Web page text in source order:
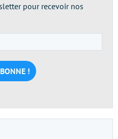
pour recevoir nos
e-
mail
*